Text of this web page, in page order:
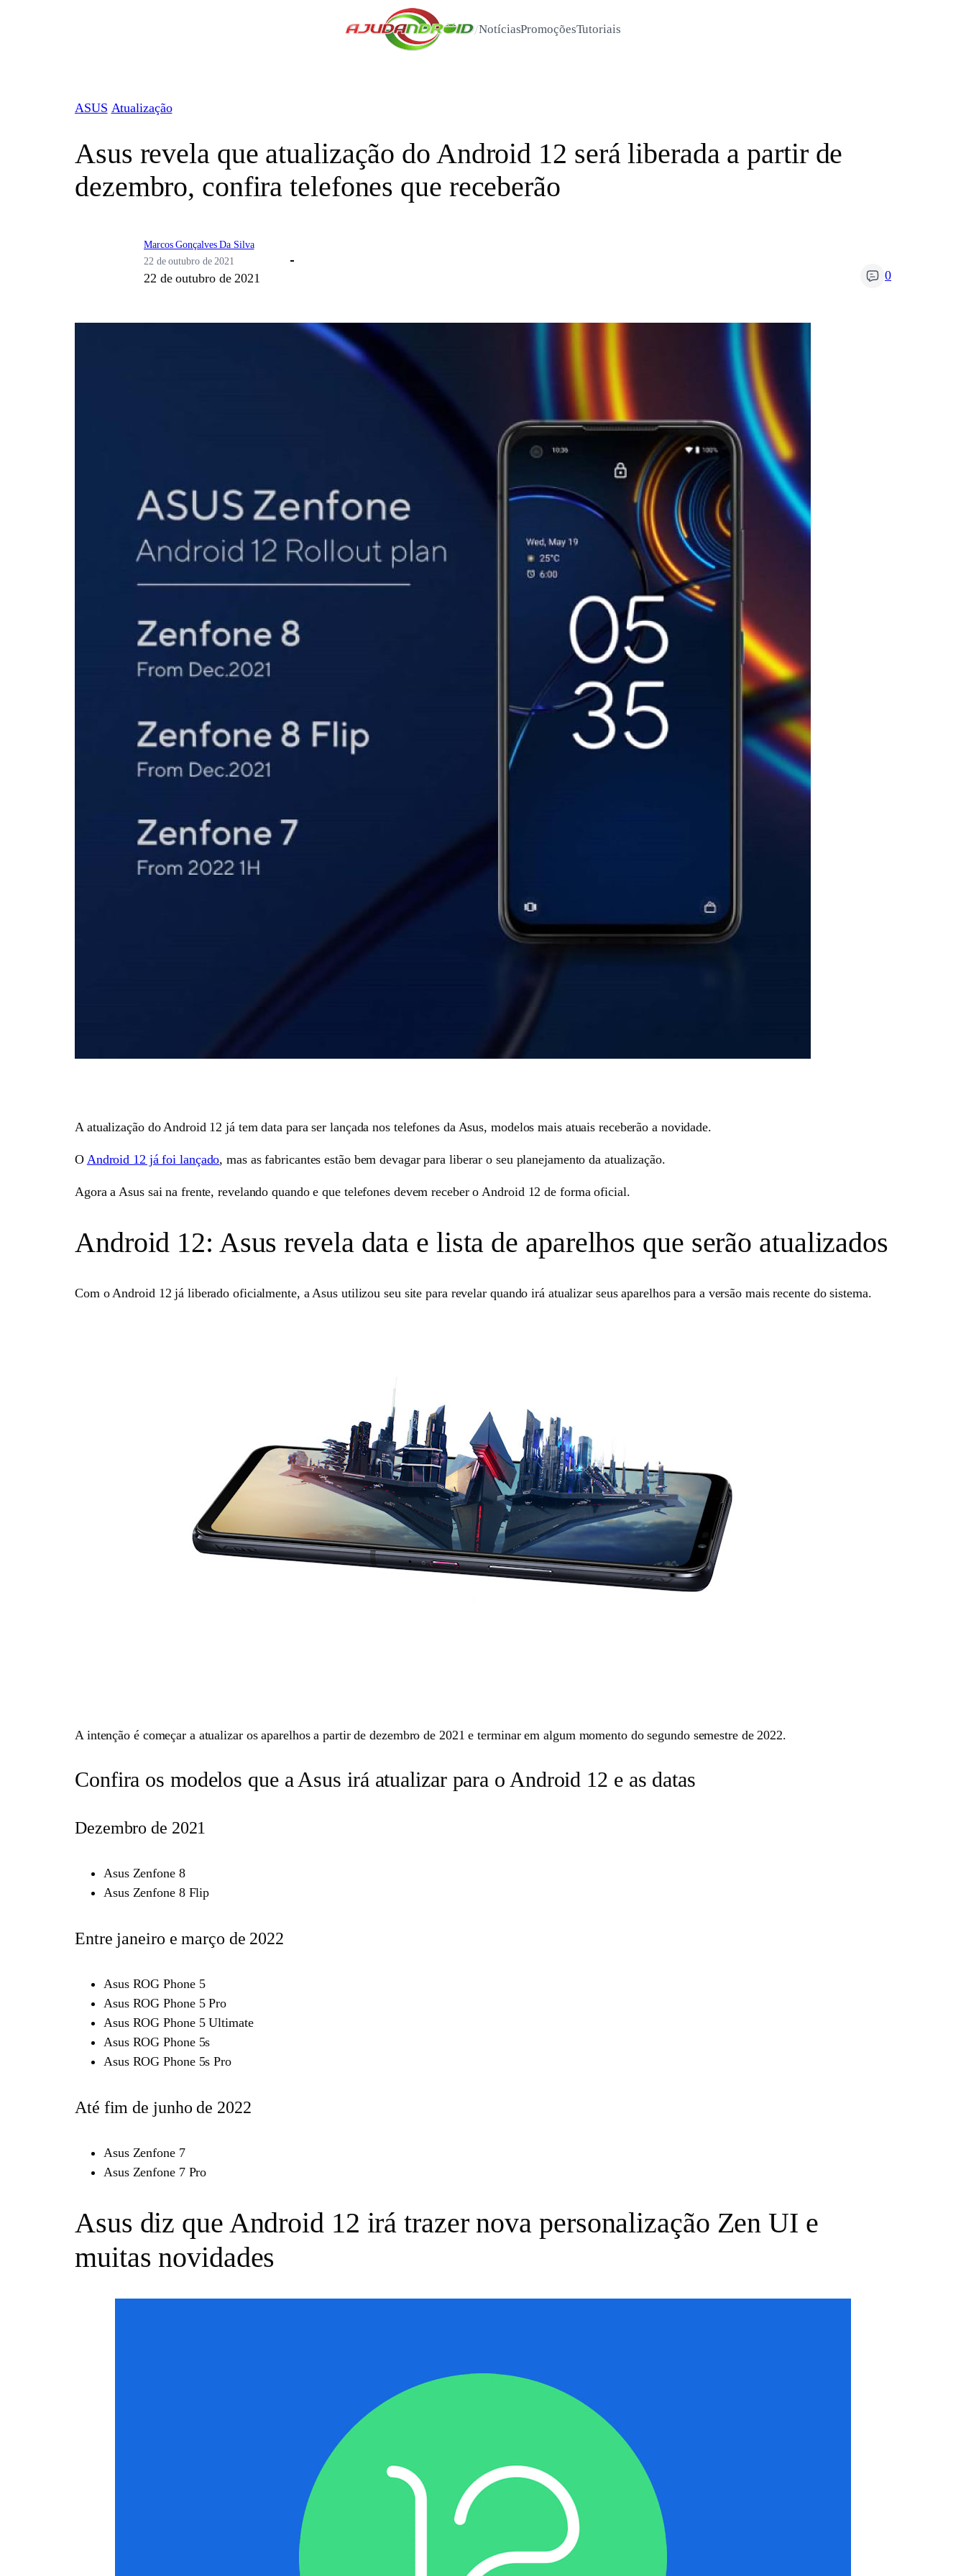
/NotíciasPromoçõesTutoriais
ASUS Atualização
Asus revela que atualização do Android 12 será liberada a partir de
dezembro, confira telefones que receberão
Marcos Gonçalves Da Silva
22 de outubro de 2021
22 de outubro de 2021 0
A atualização do Android 12 já tem data para ser lançada nos telefones da Asus, modelos mais atuais receberão a novidade.
O Android 12 já foi lançado, mas as fabricantes estão bem devagar para liberar o seu planejamento da atualização.
Agora a Asus sai na frente, revelando quando e que telefones devem receber o Android 12 de forma oficial.
Android 12: Asus revela data e lista de aparelhos que serão atualizados
Com o Android 12 já liberado oficialmente, a Asus utilizou seu site para revelar quando irá atualizar seus aparelhos para a versão mais recente do sistema.
A intenção é começar a atualizar os aparelhos a partir de dezembro de 2021 e terminar em algum momento do segundo semestre de 2022.
Confira os modelos que a Asus irá atualizar para o Android 12 e as datas
Dezembro de 2021
Asus Zenfone 8
Asus Zenfone 8 Flip
Entre janeiro e março de 2022
Asus ROG Phone 5
Asus ROG Phone 5 Pro
Asus ROG Phone 5 Ultimate
Asus ROG Phone 5s
Asus ROG Phone 5s Pro
Até fim de junho de 2022
Asus Zenfone 7
Asus Zenfone 7 Pro
Asus diz que Android 12 irá trazer nova personalização Zen UI e
muitas novidades